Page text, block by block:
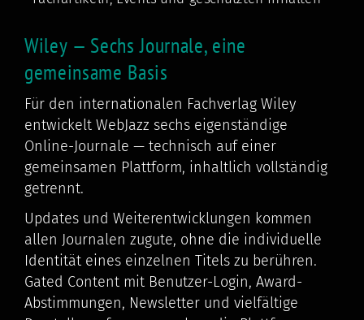
Wiley — Sechs Journale, eine
gemeinsame Basis
Für den internationalen Fachverlag Wiley
entwickelt WebJazz sechs eigenständige
Online-Journale — technisch auf einer
gemeinsamen Plattform, inhaltlich vollständig
getrennt.
Updates und Weiterentwicklungen kommen
allen Journalen zugute, ohne die individuelle
Identität eines einzelnen Titels zu berühren.
Gated Content mit Benutzer-Login, Award-
Abstimmungen, Newsletter und vielfältige